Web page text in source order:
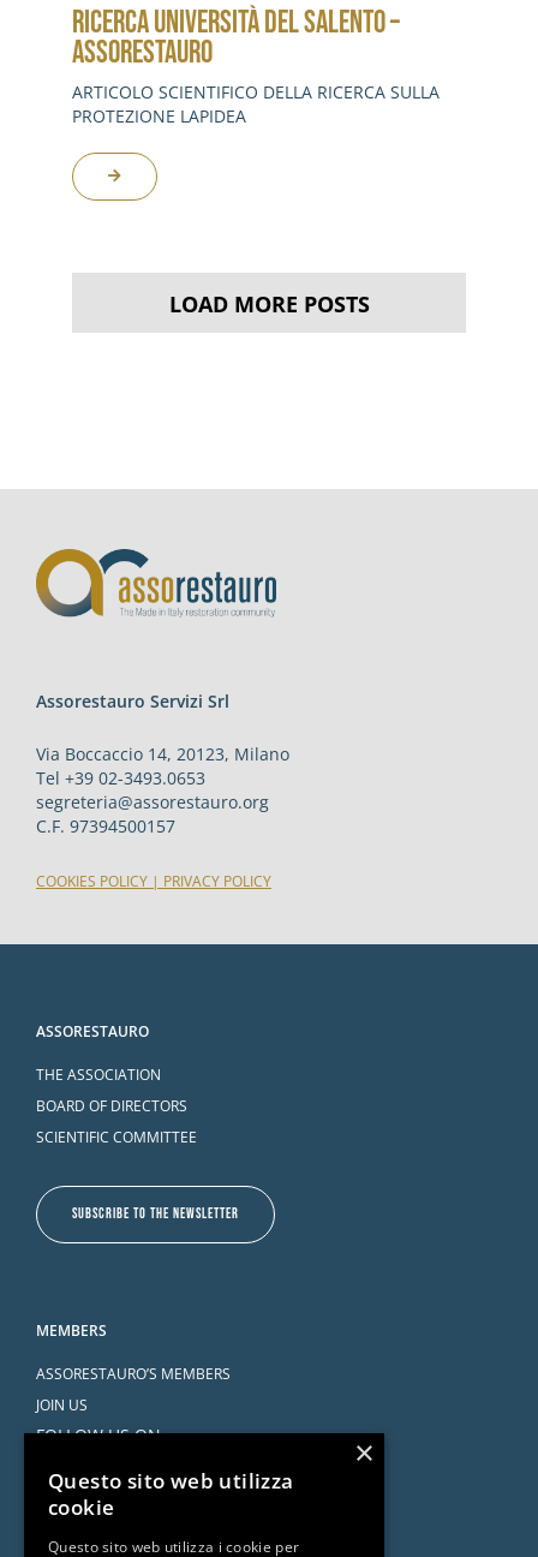
RICERCA UNIVERSITÀ DEL SALENTO –
ASSORESTAURO
ARTICOLO SCIENTIFICO DELLA RICERCA SULLA
PROTEZIONE LAPIDEA
LOAD MORE POSTS
Assorestauro Servizi Srl
Via Boccaccio 14, 20123, Milano
Tel +39 02-3493.0653
segreteria@assorestauro.org
C.F. 97394500157
COOKIES POLICY | PRIVACY POLICY
ASSORESTAURO
THE ASSOCIATION
BOARD OF DIRECTORS
SCIENTIFIC COMMITTEE
SUBSCRIBE TO THE NEWSLETTER
MEMBERS
ASSORESTAURO’S MEMBERS
JOIN US
FOLLOW US ON ×
Questo sito web utilizza
cookie
Questo sito web utilizza i cookie per